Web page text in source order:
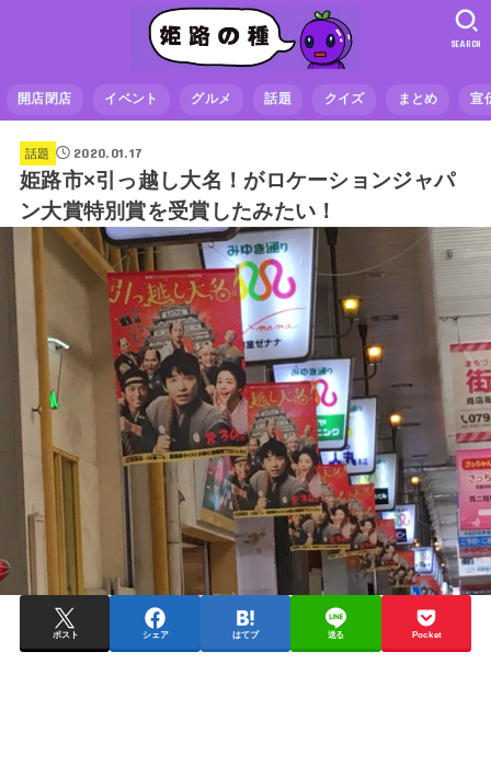
開店閉店 イベント グルメ 話題 クイズ まとめ 宣
SEARCH
話題 2020.01.17
姫路市×引っ越し大名！がロケーションジャパ
ン大賞特別賞を受賞したみたい！
ポスト シェア はてブ 送る Pocket